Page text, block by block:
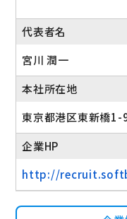
代表者名
宮川 潤一
本社所在地
東京都港区東新橋
企業HP
http://